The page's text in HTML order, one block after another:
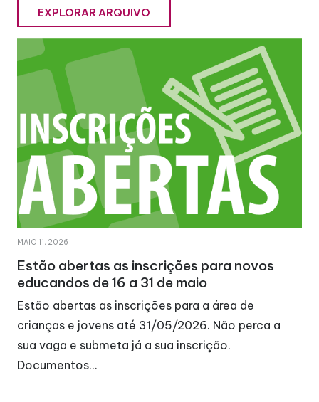
EXPLORAR ARQUIVO
MAIO 11, 2026
Estão abertas as inscrições para novos
educandos de 16 a 31 de maio
Estão abertas as inscrições para a área de
crianças e jovens até 31/05/2026. Não perca a
sua vaga e submeta já a sua inscrição.
Documentos…